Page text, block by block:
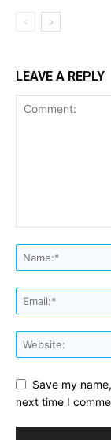
LEAVE A REPLY
Save my
next time I